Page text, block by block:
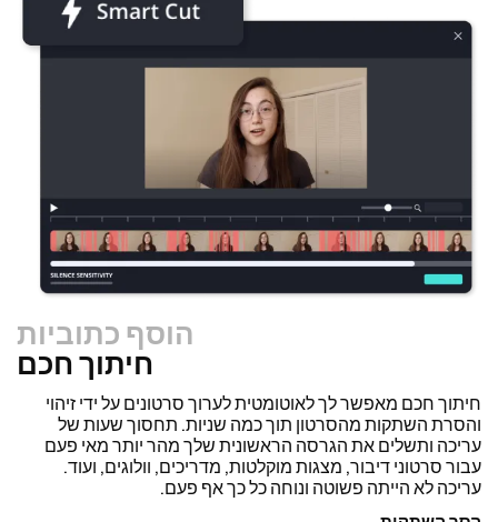
הוסף כתוביות
חיתוך חכם
חיתוך חכם מאפשר לך לאוטומטית לערוך סרטונים על ידי זיהוי
והסרת השתקות מהסרטון תוך כמה שניות. תחסוך שעות של
עריכה ותשלים את הגרסה הראשונית שלך מהר יותר מאי פעם
עבור סרטוני דיבור, מצגות מוקלטות, מדריכים, וולוגים, ועוד.
עריכה לא הייתה פשוטה ונוחה כל כך אף פעם.